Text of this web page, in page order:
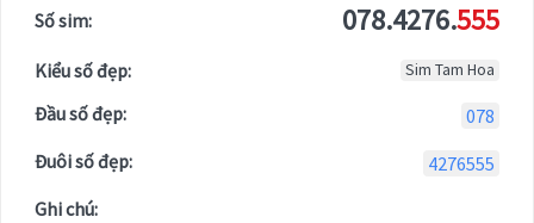
Số sim: 078.4276.555
Kiểu số đẹp: Sim Tam Hoa
Đầu số đẹp:
078
Đuôi số đẹp:
4276555
Ghi chú: